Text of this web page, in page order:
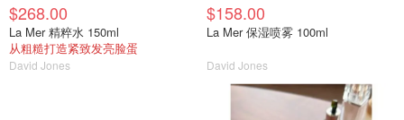
$268.00
La Mer 精粹水 150ml
从粗糙打造紧致发亮脸蛋
David Jones
$158.00
La Mer 保湿喷雾 100ml
David Jones